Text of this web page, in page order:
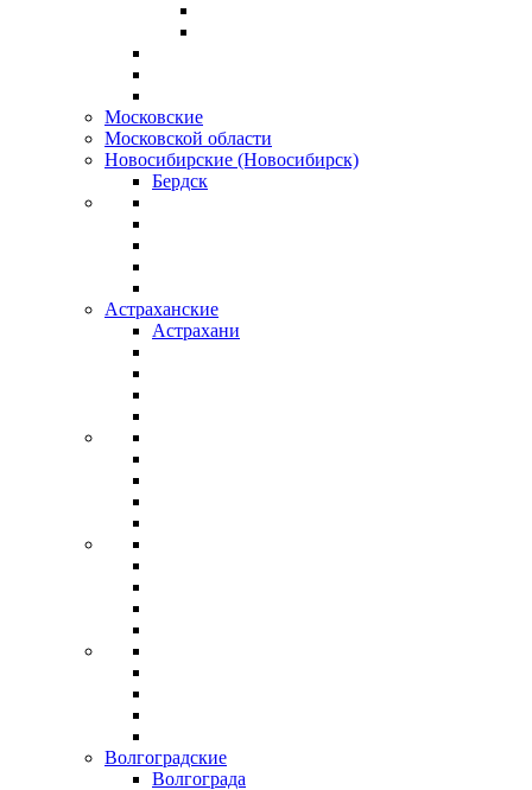
Московские
Московской области
Новосибирские (Новосибирск)
Бердск
Астраханские
Астрахани
Волгоградские
Волгограда